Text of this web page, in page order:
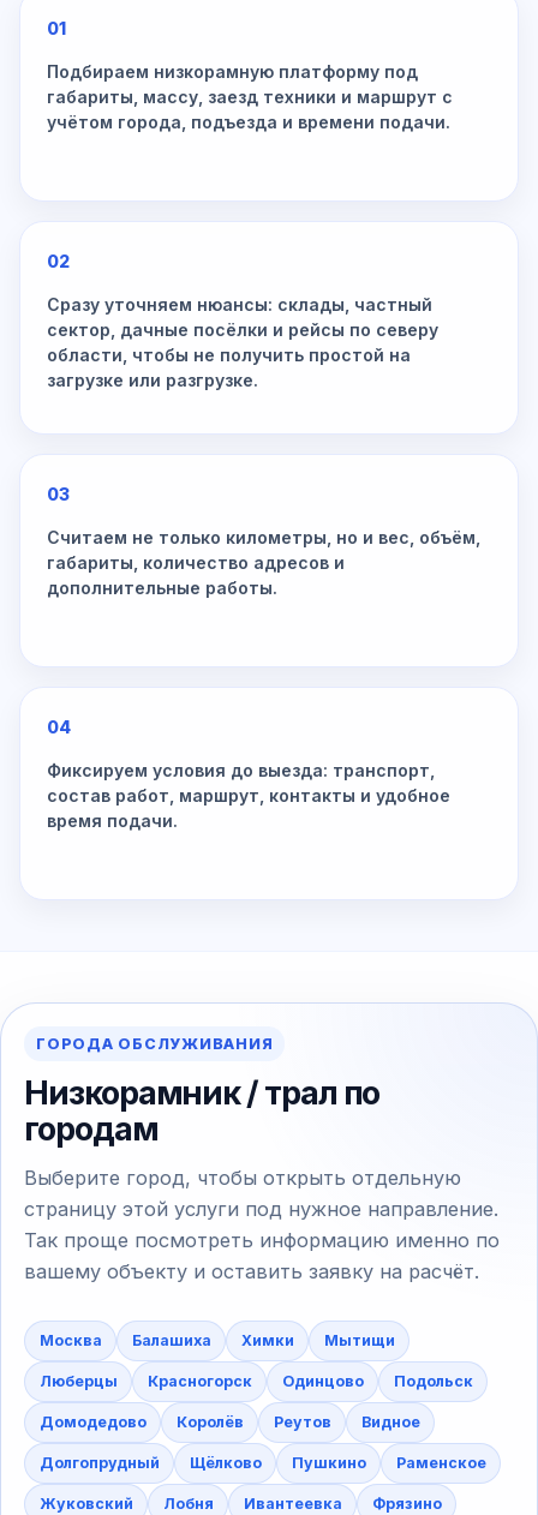
01
Подбираем низкорамную платформу под
габариты, массу, заезд техники и маршрут с
учётом города, подъезда и времени подачи.
02
Сразу уточняем нюансы: склады, частный
сектор, дачные посёлки и рейсы по северу
области, чтобы не получить простой на
загрузке или разгрузке.
03
Считаем не только километры, но и вес, объём,
габариты, количество адресов и
дополнительные работы.
04
Фиксируем условия до выезда: транспорт,
состав работ, маршрут, контакты и удобное
время подачи.
ГОРОДА ОБСЛУЖИВАНИЯ
Низкорамник / трал по
городам
Выберите город, чтобы открыть отдельную
страницу этой услуги под нужное направление.
Так проще посмотреть информацию именно по
вашему объекту и оставить заявку на расчёт.
Москва Балашиха Химки Мытищи
Люберцы Красногорск Одинцово Подольск
Домодедово Королёв Реутов Видное
Долгопрудный Щёлково Пушкино Раменское
Жуковский Лобня Ивантеевка Фрязино